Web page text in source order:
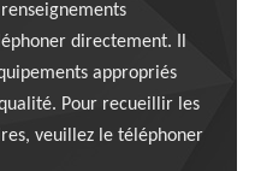
directement. Il
appropriés
Pour recueillir les
veuillez le téléphoner